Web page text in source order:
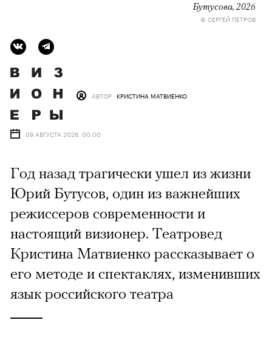
Бутусова, 2026
© СЕРГЕЙ ПЕТРОВ
АВТОР КРИСТИНА МАТВИЕНКО
09 АВГУСТА 2026, 00:00
Год назад трагически ушел из жизни
Юрий Бутусов, один из важнейших
режиссеров современности и
настоящий визионер. Театровед
Кристина Матвиенко рассказывает о
его методе и спектаклях, изменивших
язык российского театра